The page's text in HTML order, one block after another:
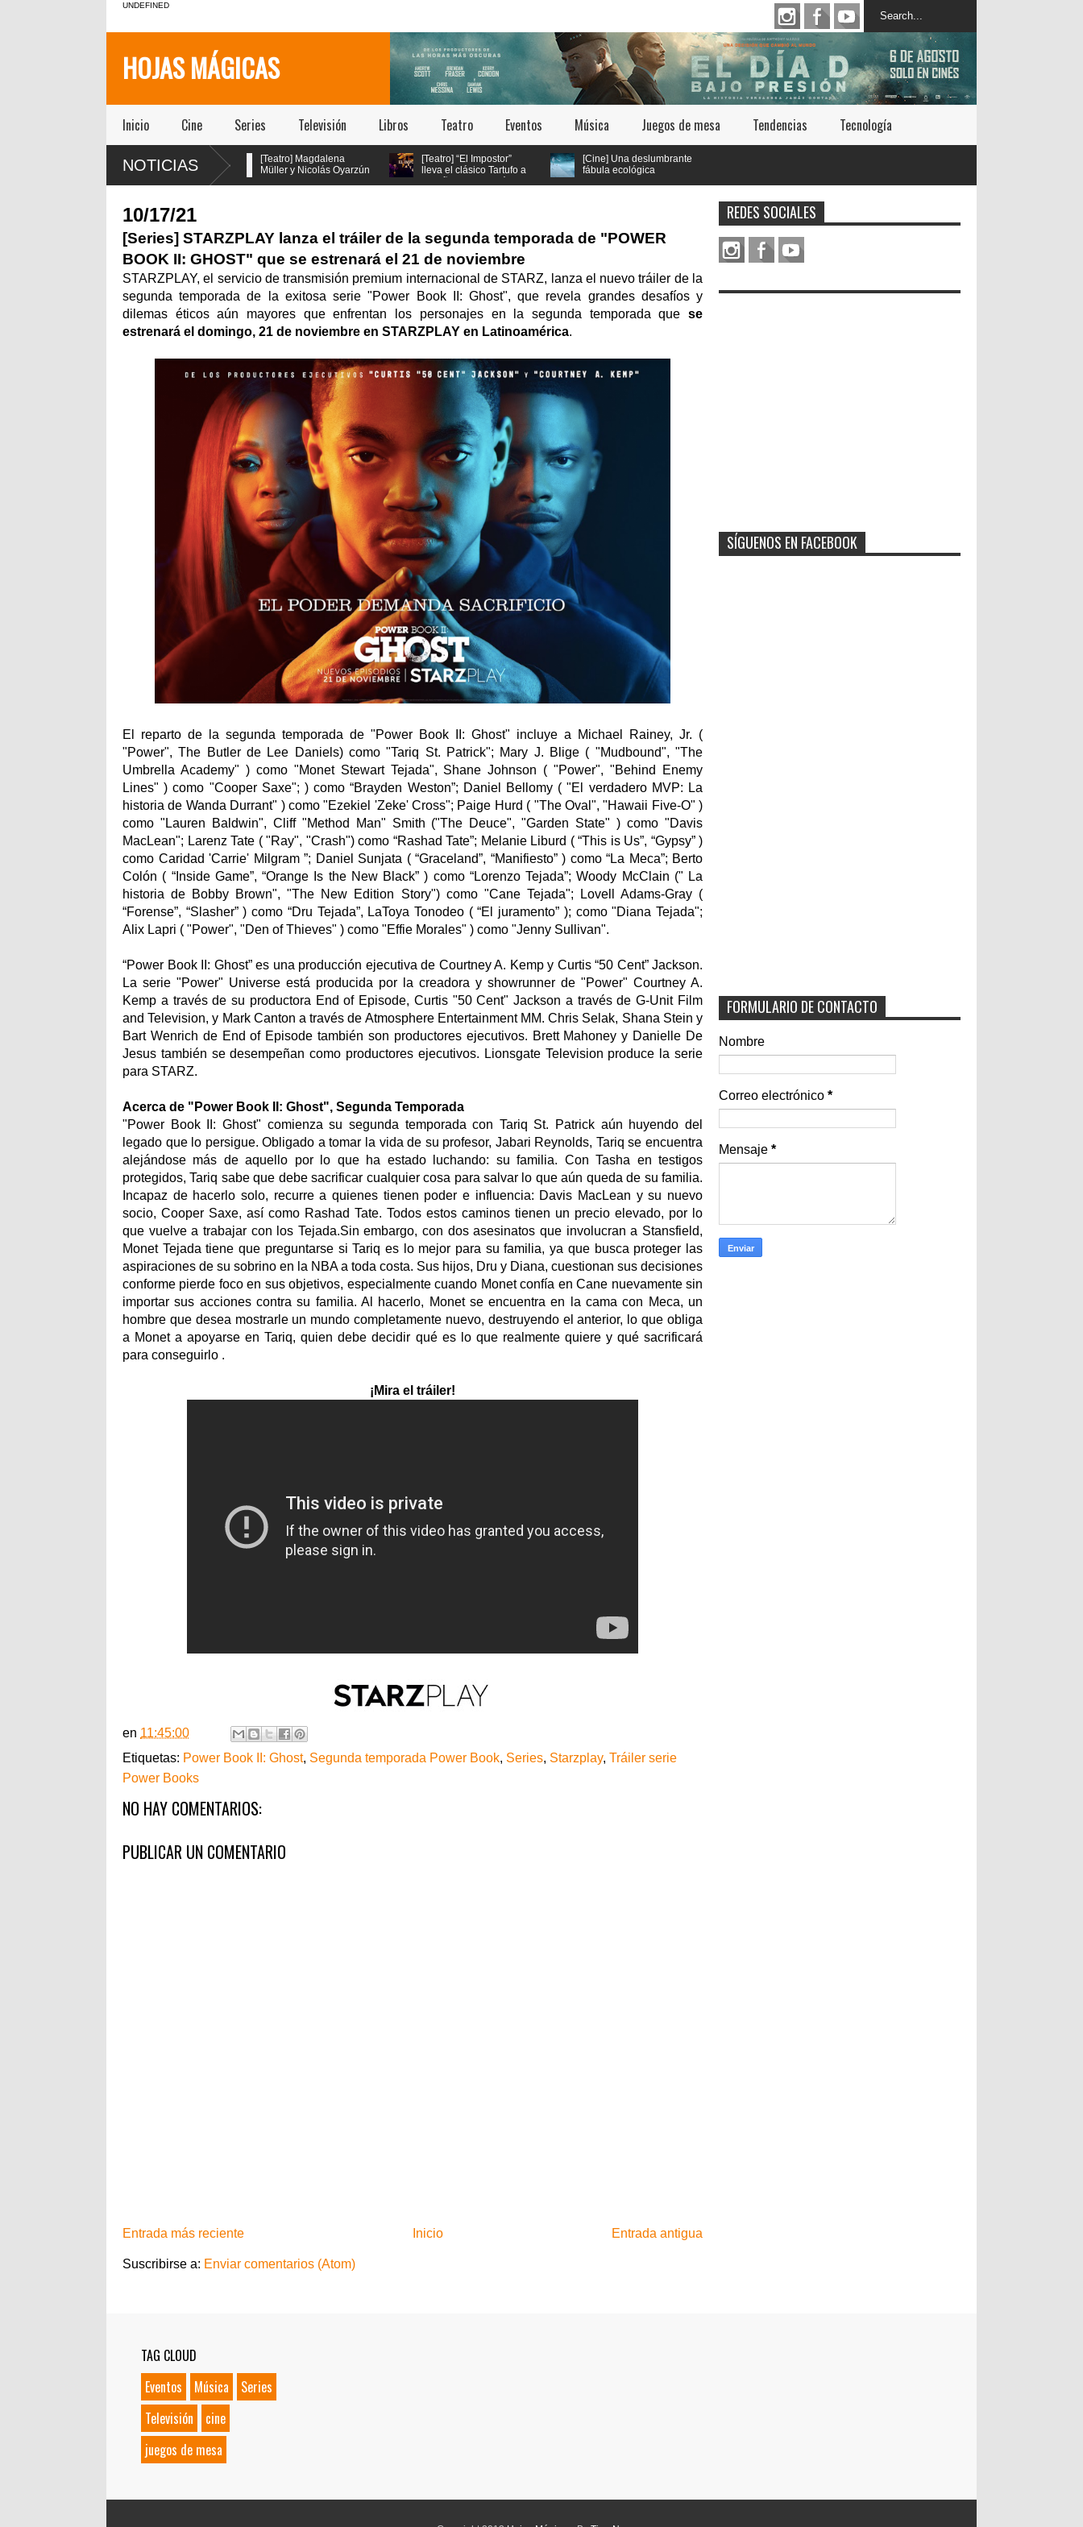
UNDEFINED
HOJAS MÁGICAS
Inicio Cine Series Televisión Libros Teatro Eventos Música Juegos de mesa Tendencias Tecnología
NOTICIAS
[Teatro] María Gracia
Omegna protagoniza
[Teatro] Magdalena
Müller y Nicolás Oyarzún
[Teatro] “El Impostor”
lleva el clásico Tartufo a
[Cine] Una deslumbrante
fábula ecológica
10/17/21
[Series] STARZPLAY lanza el tráiler de la segunda temporada de "POWER
BOOK II: GHOST" que se estrenará el 21 de noviembre
STARZPLAY, el servicio de transmisión premium internacional de STARZ, lanza el nuevo tráiler de la
segunda temporada de la exitosa serie "Power Book II: Ghost", que revela grandes desafíos y
dilemas éticos aún mayores que enfrentan los personajes en la segunda temporada que se
estrenará el domingo, 21 de noviembre en STARZPLAY en Latinoamérica.
El reparto de la segunda temporada de "Power Book II: Ghost" incluye a Michael Rainey, Jr. (
"Power", The Butler de Lee Daniels) como "Tariq St. Patrick"; Mary J. Blige ( "Mudbound", "The
Umbrella Academy" ) como "Monet Stewart Tejada", Shane Johnson ( "Power", "Behind Enemy
Lines" ) como "Cooper Saxe"; ) como “Brayden Weston”; Daniel Bellomy ( "El verdadero MVP: La
historia de Wanda Durrant" ) como "Ezekiel 'Zeke' Cross"; Paige Hurd ( "The Oval", "Hawaii Five-O" )
como "Lauren Baldwin", Cliff "Method Man" Smith ("The Deuce", "Garden State" ) como "Davis
MacLean"; Larenz Tate ( "Ray", "Crash") como “Rashad Tate”; Melanie Liburd ( “This is Us”, “Gypsy” )
como Caridad 'Carrie' Milgram ”; Daniel Sunjata ( “Graceland”, “Manifiesto” ) como “La Meca”; Berto
Colón ( “Inside Game”, “Orange Is the New Black” ) como “Lorenzo Tejada”; Woody McClain (" La
historia de Bobby Brown", "The New Edition Story") como "Cane Tejada"; Lovell Adams-Gray (
“Forense”, “Slasher” ) como “Dru Tejada”, LaToya Tonodeo ( “El juramento” ); como "Diana Tejada";
Alix Lapri ( "Power", "Den of Thieves" ) como "Effie Morales" ) como "Jenny Sullivan".
“Power Book II: Ghost” es una producción ejecutiva de Courtney A. Kemp y Curtis “50 Cent” Jackson.
La serie "Power" Universe está producida por la creadora y showrunner de "Power" Courtney A.
Kemp a través de su productora End of Episode, Curtis "50 Cent" Jackson a través de G-Unit Film
and Television, y Mark Canton a través de Atmosphere Entertainment MM. Chris Selak, Shana Stein y
Bart Wenrich de End of Episode también son productores ejecutivos. Brett Mahoney y Danielle De
Jesus también se desempeñan como productores ejecutivos. Lionsgate Television produce la serie
para STARZ.
Acerca de "Power Book II: Ghost", Segunda Temporada
"Power Book II: Ghost" comienza su segunda temporada con Tariq St. Patrick aún huyendo del
legado que lo persigue. Obligado a tomar la vida de su profesor, Jabari Reynolds, Tariq se encuentra
alejándose más de aquello por lo que ha estado luchando: su familia. Con Tasha en testigos
protegidos, Tariq sabe que debe sacrificar cualquier cosa para salvar lo que aún queda de su familia.
Incapaz de hacerlo solo, recurre a quienes tienen poder e influencia: Davis MacLean y su nuevo
socio, Cooper Saxe, así como Rashad Tate. Todos estos caminos tienen un precio elevado, por lo
que vuelve a trabajar con los Tejada.Sin embargo, con dos asesinatos que involucran a Stansfield,
Monet Tejada tiene que preguntarse si Tariq es lo mejor para su familia, ya que busca proteger las
aspiraciones de su sobrino en la NBA a toda costa. Sus hijos, Dru y Diana, cuestionan sus decisiones
conforme pierde foco en sus objetivos, especialmente cuando Monet confía en Cane nuevamente sin
importar sus acciones contra su familia. Al hacerlo, Monet se encuentra en la cama con Meca, un
hombre que desea mostrarle un mundo completamente nuevo, destruyendo el anterior, lo que obliga
a Monet a apoyarse en Tariq, quien debe decidir qué es lo que realmente quiere y qué sacrificará
para conseguirlo .
¡Mira el tráiler!
en 11:45:00
Etiquetas: Power Book II: Ghost, Segunda temporada Power Book, Series, Starzplay, Tráiler serie
Power Books
NO HAY COMENTARIOS:
PUBLICAR UN COMENTARIO
Entrada más reciente Entrada antigua
Inicio
Suscribirse a: Enviar comentarios (Atom)
REDES SOCIALES
SÍGUENOS EN FACEBOOK
FORMULARIO DE CONTACTO
Nombre
Correo electrónico *
Mensaje *
TAG CLOUD
Eventos
Música
Series
Televisión
cine
juegos de mesa